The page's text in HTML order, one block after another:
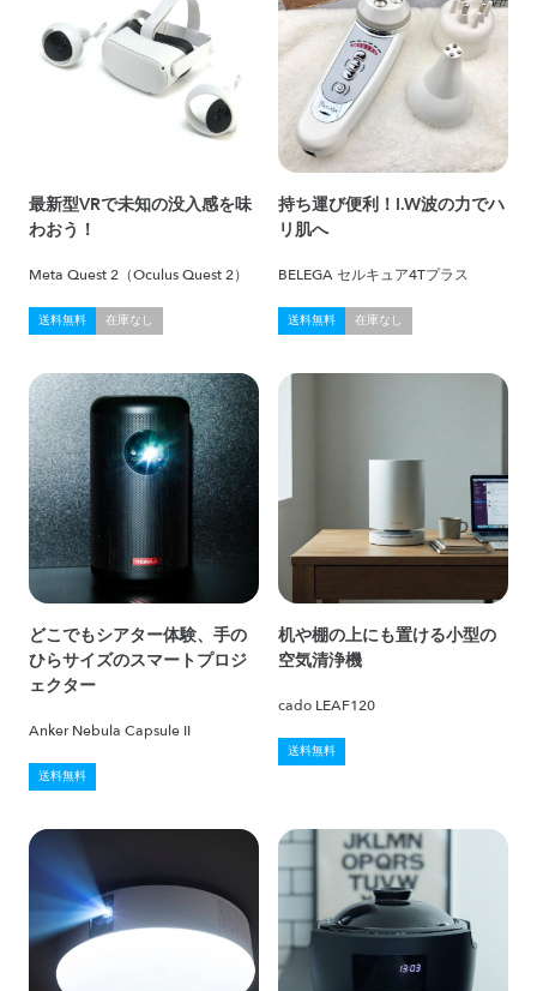
最新型VRで未知の没入感を味
わおう！
Meta Quest 2（Oculus Quest 2）
送料無料 在庫なし
持ち運び便利！I.W波の力でハ
リ肌へ
BELEGA セルキュア4Tプラス
送料無料 在庫なし
どこでもシアター体験、手の
ひらサイズのスマートプロジ
ェクター
Anker Nebula Capsule II
送料無料
机や棚の上にも置ける小型の
空気清浄機
cado LEAF120
送料無料